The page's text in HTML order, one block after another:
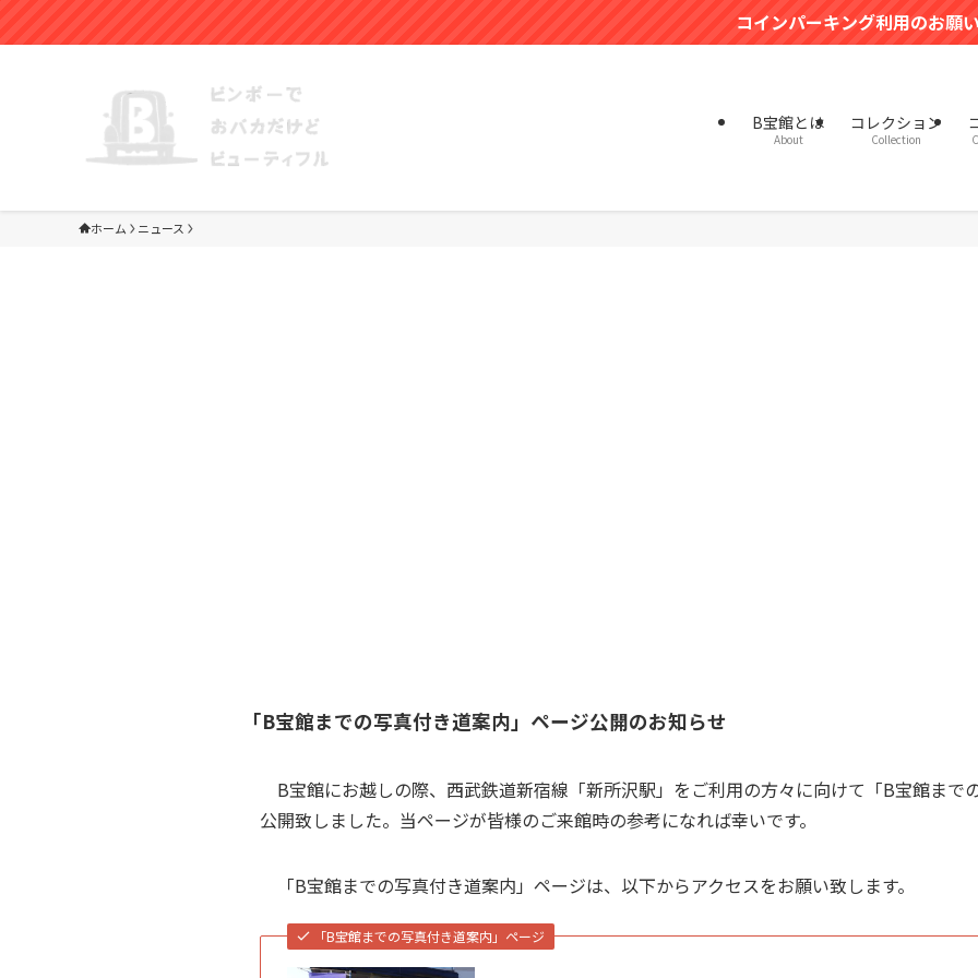
コインパーキング利用のお願いとB宝館駐車
B宝館とは
About
コレクション
Collection
ホーム ニュース
「B宝館までの写真付き道案内」ページ公開のお知らせ
B宝館にお越しの際、西武鉄道新宿線「新所沢駅」をご利用の方々に向けて「B宝館まで
公開致しました。当ページが皆様のご来館時の参考になれば幸いです。
「B宝館までの写真付き道案内」ページは、以下からアクセスをお願い致します。
「B宝館までの写真付き道案内」ページ